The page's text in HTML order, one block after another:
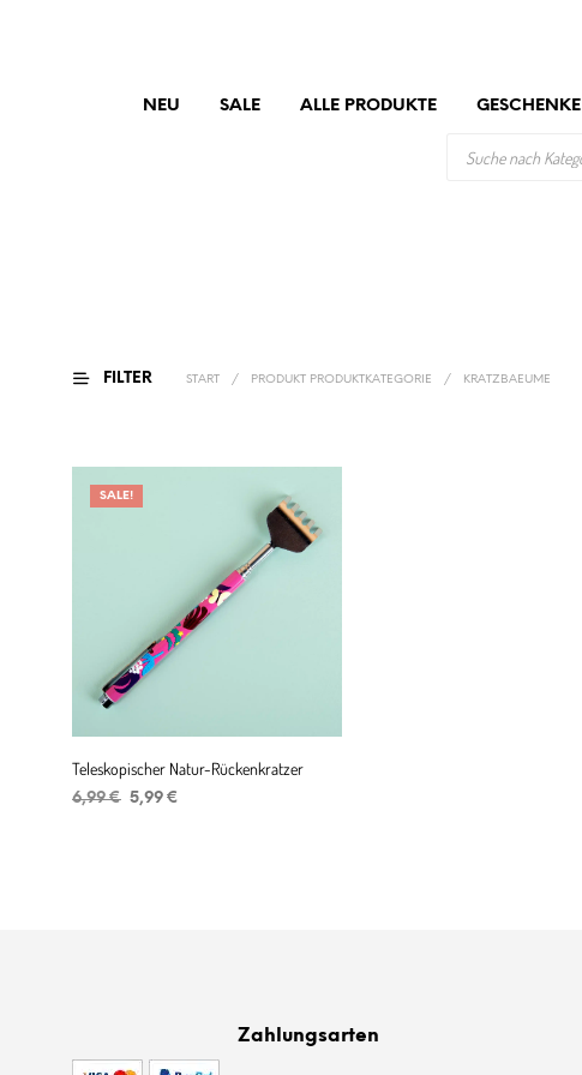
NEU SALE ALLE PRODUKTE GESCHENKE
FILTER START / PRODUKT PRODUKTKATEGORIE / KRATZBAEUME
SALE!
Teleskopischer Natur-Rückenkratzer
6,99€ Ursprünglicher
5,99 €
Zahlungsarten